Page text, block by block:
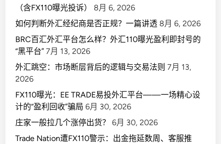
（含FX110曝光投诉）
8月 6, 2026
如何判断外汇经纪商是否正规？一篇讲透 8月 6, 2026
BRC百汇外汇平台怎么样？外汇110曝光盈利即封号的
“黑平台” 7月 13, 2026
外汇跳空：市场断层背后的逻辑与交易法则 7月 13,
2026
FX110曝光：EE TRADE易投外汇平台——一场精心设
计的“盈利回收”骗局 6月 30, 2026
庄家一般拉几个涨停出货？
6月 30, 2026
Trade Nation遭FX110警示：出金拖延数周、客服推